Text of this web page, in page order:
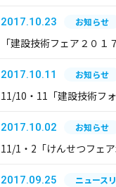
2017.10.23 お知らせ
「建設技術フェア２０
2017.10.11 お知らせ
11/10・11「建設技術フ
2017.10.02 お知らせ
11/1・2「けんせつフェ
2017.09.25 ニュース